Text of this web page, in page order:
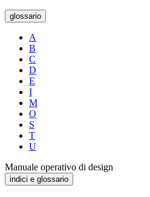
glossario
A
B
C
D
E
I
M
O
S
T
U
Manuale operativo di design
indici e glossario